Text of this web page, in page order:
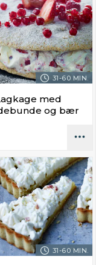
31-60 MIN.
med
og bær
31-60 MIN.